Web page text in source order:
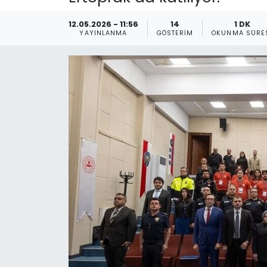
12.05.2026 - 11:56
YAYINLANMA
14
GÖSTERIM
1 DK
OKUNMA
Gündem
KKTC YEREL SEÇİM 2018
Kültür Sanat
Magazin
Nöbetçi Eczaneler
Otomobil Dünyası